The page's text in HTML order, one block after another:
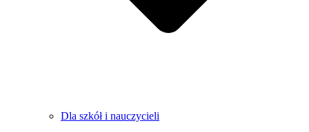
Dla szkół i nauczycieli